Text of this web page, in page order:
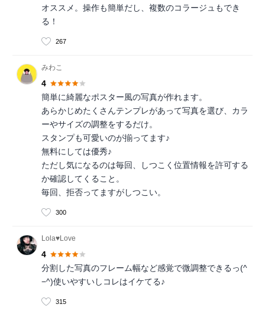
オススメ。操作も簡単だし、複数のコラージュもでき
る！
267
みわこ
4
簡単に綺麗なポスター風の写真が作れます。
あらかじめたくさんテンプレがあって写真を選び、カラ
ーやサイズの調整をするだけ。
スタンプも可愛いのが揃ってます♪
無料にしては優秀♪
ただし気になるのは毎回、しつこく位置情報を許可する
か確認してくること。
毎回、拒否ってますがしつこい。
300
Lola♥Love
4
分割した写真のフレーム幅など感覚で微調整できるっ(^
−^)使いやすいしコレはイケてる♪
315